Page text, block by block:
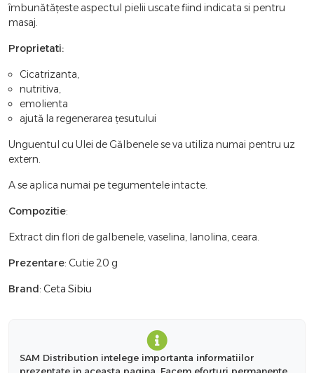
îmbunătățeste aspectul pielii uscate fiind indicata si pentru
masaj.
Proprietati:
Cicatrizanta,
nutritiva,
emolienta
ajută la regenerarea țesutului
Unguentul cu Ulei de Gălbenele se va utiliza numai pentru uz
extern.
A se aplica numai pe tegumentele intacte.
Compozitie:
Extract din flori de galbenele, vaselina, lanolina, ceara.
Prezentare: Cutie 20 g
Brand: Ceta Sibiu
SAM Distribution intelege importanta informatiilor